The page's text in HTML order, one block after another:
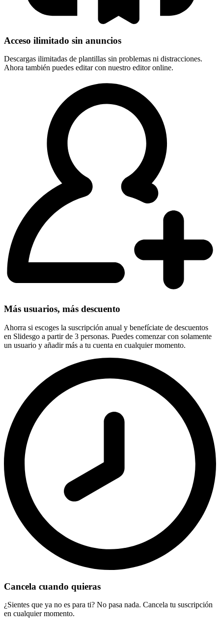
Acceso ilimitado sin anuncios
Descargas ilimitadas de plantillas sin problemas ni distracciones.
Ahora también puedes editar con nuestro editor online.
Más usuarios, más descuento
Ahorra si escoges la suscripción anual y benefíciate de descuentos
en Slidesgo a partir de 3 personas. Puedes comenzar con solamente
un usuario y añadir más a tu cuenta en cualquier momento.
Cancela cuando quieras
¿Sientes que ya no es para ti? No pasa nada. Cancela tu suscripción
en cualquier momento.